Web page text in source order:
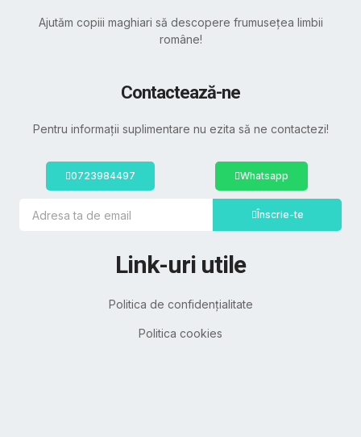
Ajutăm copiii maghiari să descopere frumusețea limbii
române!
Contactează-ne
Pentru informații suplimentare nu ezita să ne contactezi!
0723984497 Whatsapp
Înscrie-te
Link-uri utile
Politica de confidențialitate
Politica cookies